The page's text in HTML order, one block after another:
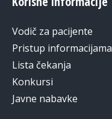
Vodič za pacijente
Pristup informacijama
Lista čekanja
Konkursi
Javne nabavke